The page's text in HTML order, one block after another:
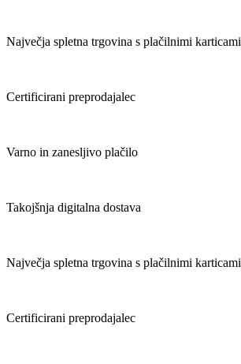
Največja spletna trgovina s plačilnimi karticami
Certificirani preprodajalec
Varno in zanesljivo plačilo
Takojšnja digitalna dostava
Največja spletna trgovina s plačilnimi karticami
Certificirani preprodajalec